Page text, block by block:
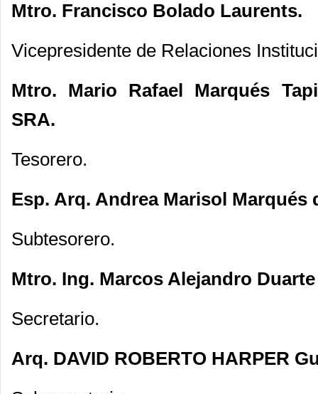
Mtro. Francisco Bolado Laurents.
Vicepresidente de Relaciones
Mtro. Mario Rafael Marqués
SRA.
Tesorero.
Esp. Arq. Andrea Marisol Marqués
Subtesorero.
Mtro. Ing. Marcos Alejandro
Secretario.
Arq. DAVID ROBERTO HARPER